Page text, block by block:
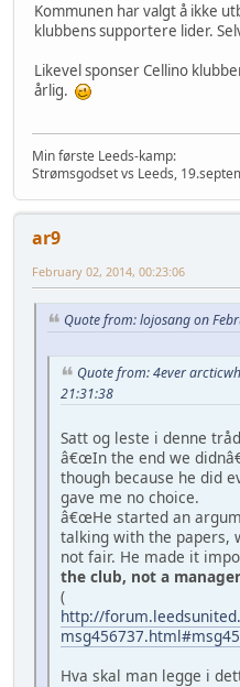
Kommunen har valgt å ikke
klubbens supportere lider.
Likevel sponser Cellino
årlig.
Min første Leeds-kamp:
Strømsgodset vs Leeds,
ar9
February 02, 2014, 00:23:06
Quote from: lojosang on
Quote from: 4ever
21:31:38
Satt og leste i denne
â€œIn the end we
though because he did
gave me no choice.
â€œHe started an
talking with the papers,
not fair. He made it
the club, not a
(
http://
Hva skal man legge i